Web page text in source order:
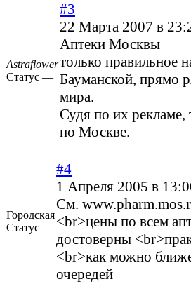
Astraflower
Статус —
#3
22 Марта 2007 в
Аптеки Москвы
только правильное
Бауманской, прямо
мира.
Судя по их рекламе,
по Москве.
Городская
Статус —
#4
1 Апреля 2005 в
См.
<br>цены по всем
достоверны
<br>как можно
очередей